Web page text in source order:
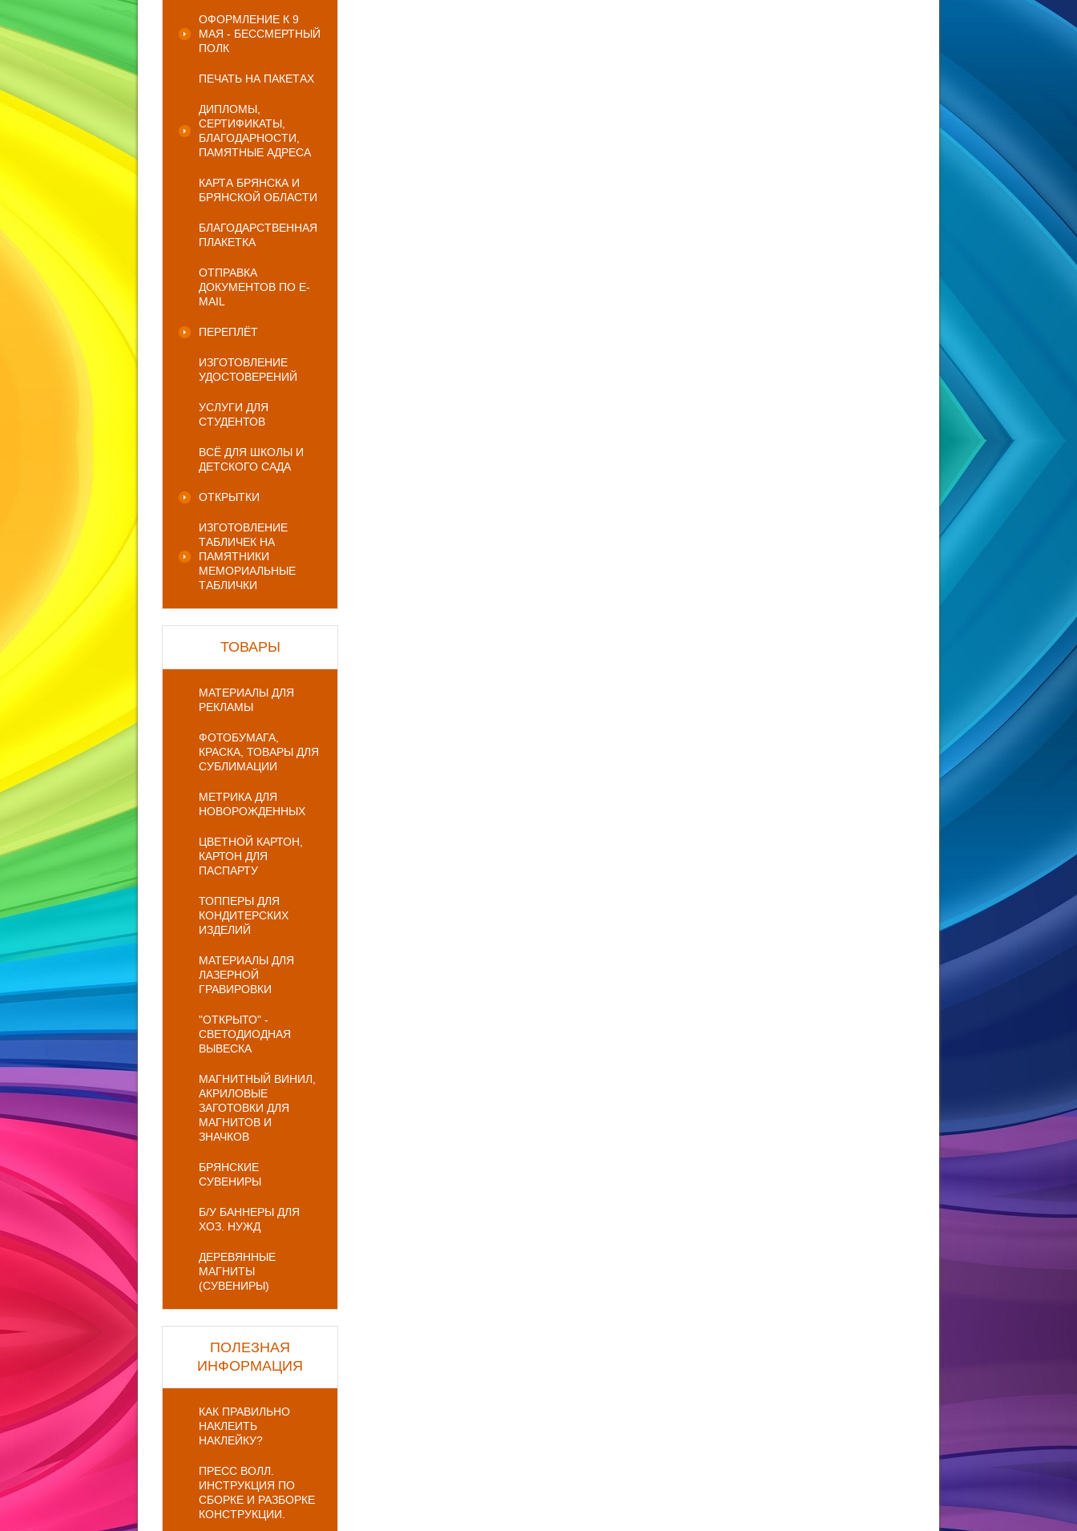
ОФОРМЛЕНИЕ К 9
МАЯ - БЕССМЕРТНЫЙ
ПОЛК
ПЕЧАТЬ НА ПАКЕТАХ
ДИПЛОМЫ,
СЕРТИФИКАТЫ,
БЛАГОДАРНОСТИ,
ПАМЯТНЫЕ АДРЕСА
КАРТА БРЯНСКА И
БРЯНСКОЙ ОБЛАСТИ
БЛАГОДАРСТВЕННАЯ
ПЛАКЕТКА
ОТПРАВКА
ДОКУМЕНТОВ ПО E-
MAIL
ПЕРЕПЛЁТ
ИЗГОТОВЛЕНИЕ
УДОСТОВЕРЕНИЙ
УСЛУГИ ДЛЯ
СТУДЕНТОВ
ВСЁ ДЛЯ ШКОЛЫ И
ДЕТСКОГО САДА
ОТКРЫТКИ
ИЗГОТОВЛЕНИЕ
ТАБЛИЧЕК НА
ПАМЯТНИКИ
МЕМОРИАЛЬНЫЕ
ТАБЛИЧКИ
ТОВАРЫ
МАТЕРИАЛЫ ДЛЯ
РЕКЛАМЫ
ФОТОБУМАГА,
КРАСКА, ТОВАРЫ ДЛЯ
СУБЛИМАЦИИ
МЕТРИКА ДЛЯ
НОВОРОЖДЕННЫХ
ЦВЕТНОЙ КАРТОН,
КАРТОН ДЛЯ
ПАСПАРТУ
ТОППЕРЫ ДЛЯ
КОНДИТЕРСКИХ
ИЗДЕЛИЙ
МАТЕРИАЛЫ ДЛЯ
ЛАЗЕРНОЙ
ГРАВИРОВКИ
"ОТКРЫТО" -
СВЕТОДИОДНАЯ
ВЫВЕСКА
МАГНИТНЫЙ ВИНИЛ,
АКРИЛОВЫЕ
ЗАГОТОВКИ ДЛЯ
МАГНИТОВ И
ЗНАЧКОВ
БРЯНСКИЕ
СУВЕНИРЫ
Б/У БАННЕРЫ ДЛЯ
ХОЗ. НУЖД
ДЕРЕВЯННЫЕ
МАГНИТЫ
(СУВЕНИРЫ)
ПОЛЕЗНАЯ
ИНФОРМАЦИЯ
КАК ПРАВИЛЬНО
НАКЛЕИТЬ
НАКЛЕЙКУ?
ПРЕСС ВОЛЛ.
ИНСТРУКЦИЯ ПО
СБОРКЕ И РАЗБОРКЕ
КОНСТРУКЦИИ.